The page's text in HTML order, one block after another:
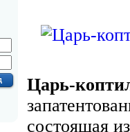
Царь-
состоящая